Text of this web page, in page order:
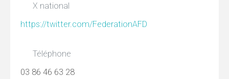
X national
https://twitter.com/FederationAFD
Téléphone
03 86 46 63 28